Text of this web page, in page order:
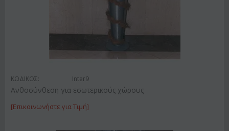
ΚΩΔΙΚΟΣ: Inter9
Ανθοσύνθεση για εσωτερικούς χώρους
[Επικοινωνήστε για Τιμή]